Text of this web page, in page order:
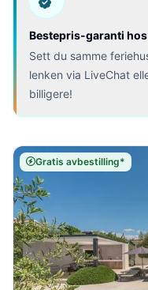
Bestepris-garanti
Sett du samme
lenken via LiveChat
billigere!
Gratis avbestilling*